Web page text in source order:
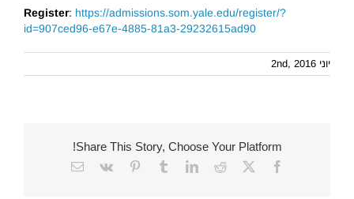
Register: https://admissions.som.yale.edu/register/?
id=907ced96-e67e-4885-81a3-29232615ad90
יוני 2nd, 2016
Share This Story, Choose Your Platform!
Facebook
X
Reddit
LinkedIn
Tumblr
Pinterest
Vk
Email